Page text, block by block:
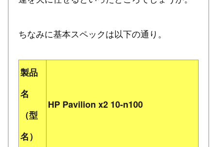
ちなみに基本スペックは以下の通り。
製品
名
（型
名）
HP Pavilion x2 10-n100